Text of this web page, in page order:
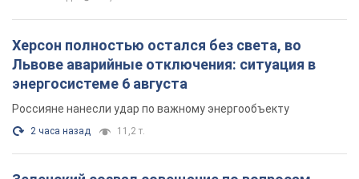
Херсон полностью остался без света, во
Львове аварийные отключения: ситуация в
энергосистеме 6 августа
Россияне нанесли удар по важному энергообъекту
2 часа назад 11,2 т.